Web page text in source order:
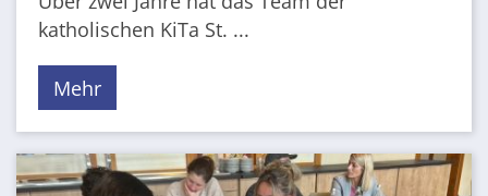
katholischen KiTa St. ...
Mehr